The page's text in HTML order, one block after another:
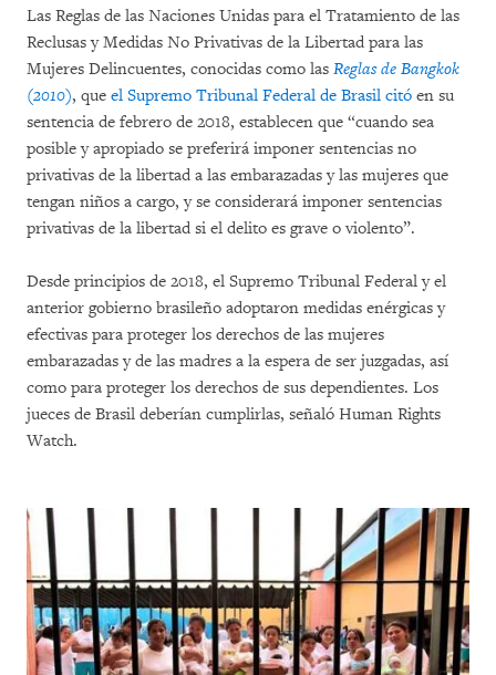
Las Reglas de las Naciones Unidas para el Tratamiento de las
Reclusas y Medidas No Privativas de la Libertad para las
Mujeres Delincuentes, conocidas como las Reglas de Bangkok
(2010), que el Supremo Tribunal Federal de Brasil citó en su
sentencia de febrero de 2018, establecen que “cuando sea
posible y apropiado se preferirá imponer sentencias no
privativas de la libertad a las embarazadas y las mujeres que
tengan niños a cargo, y se considerará imponer sentencias
privativas de la libertad si el delito es grave o violento”.
Desde principios de 2018, el Supremo Tribunal Federal y el
anterior gobierno brasileño adoptaron medidas enérgicas y
efectivas para proteger los derechos de las mujeres
embarazadas y de las madres a la espera de ser juzgadas, así
como para proteger los derechos de sus dependientes. Los
jueces de Brasil deberían cumplirlas, señaló Human Rights
Watch.